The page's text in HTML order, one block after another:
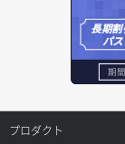
ボリュームタイプ
ボリューム一覧取
ボリューム削除
サーバーに紐づく
サーバーに紐づ
サーバープラン一覧
セキュリティグ
セキュリティグル
ヘルスモニタ更新
ヘルスモニタ詳細
オブジェクト削除
オブジェクト削除
オブジェクト複製
レコード作成
レコード更新
長期
パス
期
プロダクト